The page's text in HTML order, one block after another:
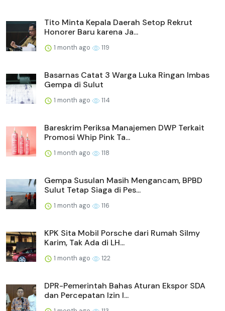
Tito Minta Kepala Daerah Setop Rekrut
Honorer Baru karena Ja...
1 month ago 119
Basarnas Catat 3 Warga Luka Ringan Imbas
Gempa di Sulut
1 month ago 114
Bareskrim Periksa Manajemen DWP Terkait
Promosi Whip Pink Ta...
1 month ago 118
Gempa Susulan Masih Mengancam, BPBD
Sulut Tetap Siaga di Pes...
1 month ago 116
KPK Sita Mobil Porsche dari Rumah Silmy
Karim, Tak Ada di LH...
1 month ago 122
DPR-Pemerintah Bahas Aturan Ekspor SDA
dan Percepatan Izin I...